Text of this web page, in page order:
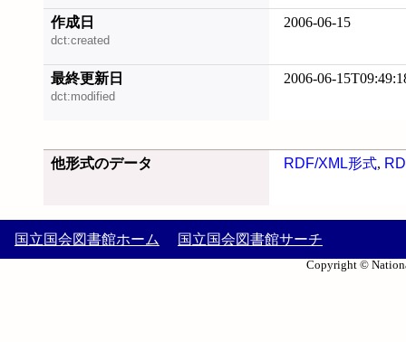
作成日
dct:created
2006-06-15
最終更新日
dct:modified
2006-06-
他形式のデータ RDF/XML形式,
国立国会図書館ホーム 国立国会図書館サーチ
Copyright ©